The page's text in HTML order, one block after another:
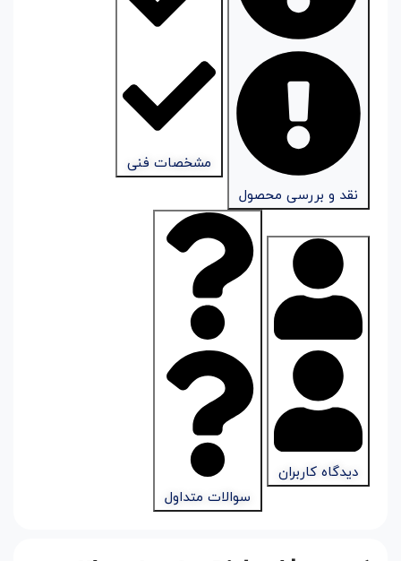
نقد و بررسی محصول
مشخصات فنی
دیدگاه کاربران
سوالات متداول